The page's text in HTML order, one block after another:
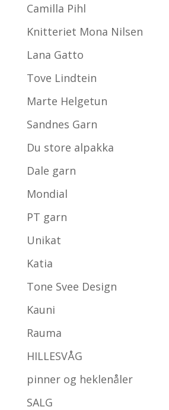
Camilla Pihl
Knitteriet Mona Nilsen
Lana Gatto
Tove Lindtein
Marte Helgetun
Sandnes Garn
Du store alpakka
Dale garn
Mondial
PT garn
Unikat
Katia
Tone Svee Design
Kauni
Rauma
HILLESVÅG
pinner og heklenåler
SALG